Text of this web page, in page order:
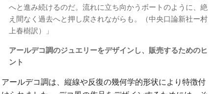
へと進み続けるのだ。流れに立ち向かうボートのように、絶
え間なく過去へと押し戻されながらも。（中央口論新社ー村
上春樹訳）」
アールデコ調のジュエリーをデザインし、販売するためのヒ
ント
アールデコ調は、縦線や反復の幾何学的形状により特徴付